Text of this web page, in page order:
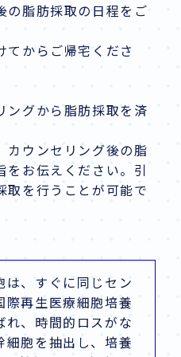
の脂肪採取の日程をご
てからご帰宅くださ
ングから脂肪採取を済
カウンセリング後の脂
をお伝えください。引
取を行うことが可能で
は、すぐに同じセン
際再生医療細胞培養
れ、時間的ロスがな
細胞を抽出し、培養